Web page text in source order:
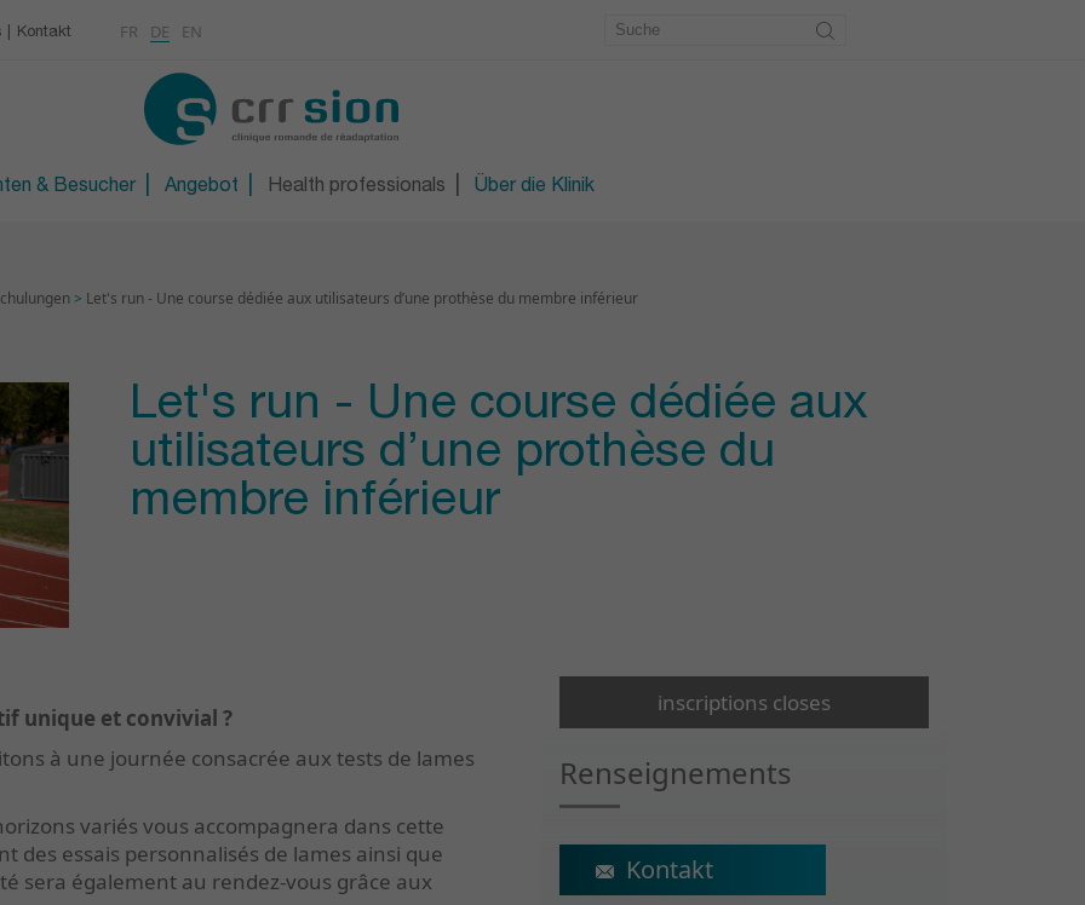
Kontakt FR DE EN
& Besucher Angebot
Orthopädietechnische Werkstatt
Technische Orthopädie des Fusses
Health professionals Über die Klinik
> Let's run - Une course dédiée aux utilisateurs d’une prothèse du membre inférieur
Let's run - Une course dédiée aux
utilisateurs d’une prothèse du
membre inférieur
unique et convivial ?
à une journée consacrée aux tests de lames
variés vous accompagnera dans cette
des essais personnalisés de lames ainsi que
sera également au rendez-vous grâce aux
inscriptions closes
Renseignements
sophie.cachat@crr-suva.ch